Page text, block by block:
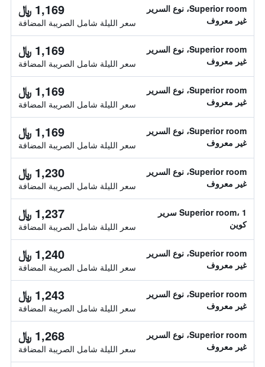
Superior room، نوع السرير
غير معروف
1,169 ﷼
سعر الليلة شامل الصريبة المضافة
Superior room، نوع السرير
غير معروف
1,169 ﷼
سعر الليلة شامل الصريبة المضافة
Superior room، نوع السرير
غير معروف
1,169 ﷼
سعر الليلة شامل الصريبة المضافة
Superior room، نوع السرير
غير معروف
1,169 ﷼
سعر الليلة شامل الصريبة المضافة
Superior room، نوع السرير
غير معروف
1,230 ﷼
سعر الليلة شامل الصريبة المضافة
Superior room، 1 سرير
كوين
1,237 ﷼
سعر الليلة شامل الصريبة المضافة
Superior room، نوع السرير
غير معروف
1,240 ﷼
سعر الليلة شامل الصريبة المضافة
Superior room، نوع السرير
غير معروف
1,243 ﷼
سعر الليلة شامل الصريبة المضافة
Superior room، نوع السرير
غير معروف
1,268 ﷼
سعر الليلة شامل الصريبة المضافة